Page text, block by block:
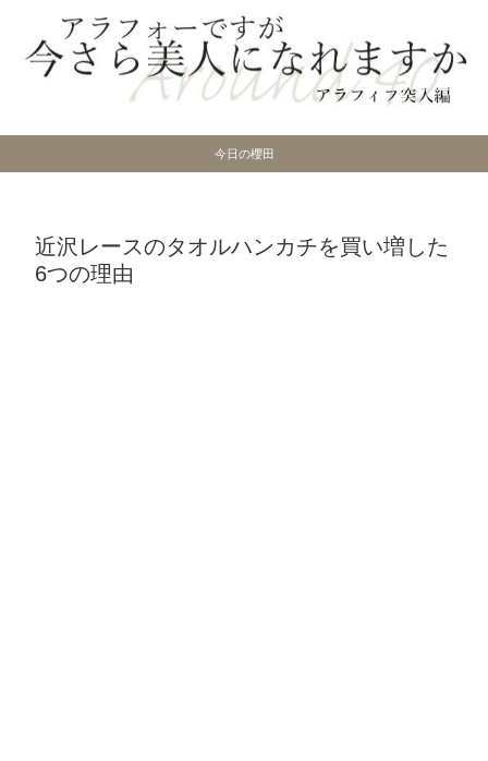
今日の櫻田
近沢レースのタオルハンカチを買い増した
6つの理由